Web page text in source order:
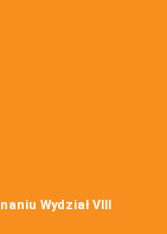
Wydział VIII